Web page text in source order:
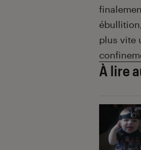
plus vite
À lire